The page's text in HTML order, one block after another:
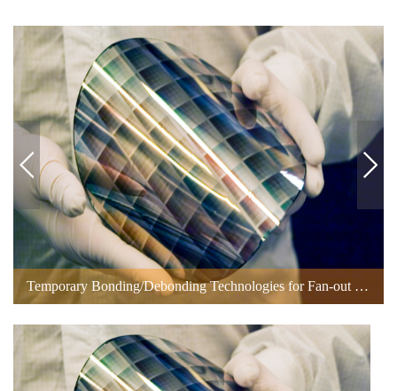
Temporary Bonding/Debonding Technologies for Fan-out Packaging